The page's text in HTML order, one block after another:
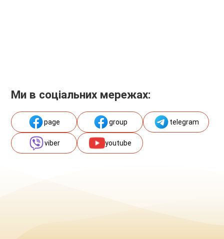
Ми в соціальних мережах:
page group telegram
viber youtube